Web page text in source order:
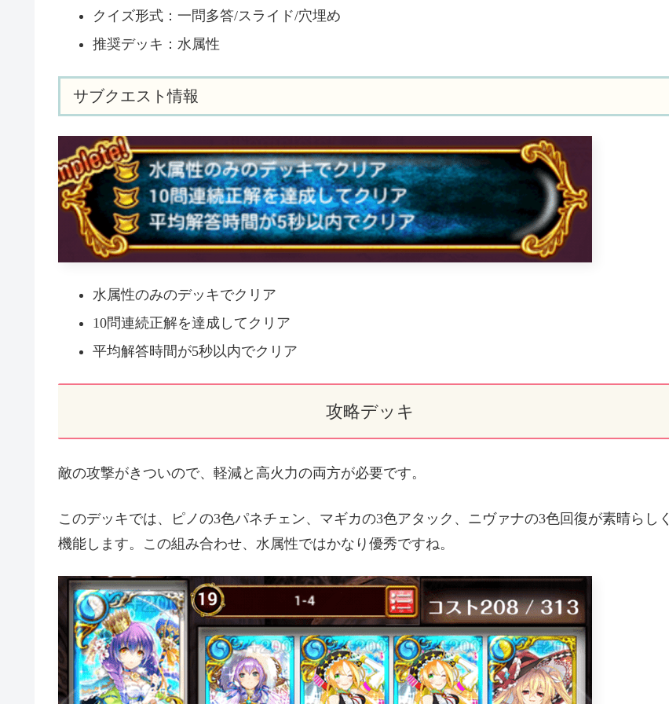
クイズ形式：一問多答/スライド/穴埋め
推奨デッキ：水属性
サブクエスト情報
水属性のみのデッキでクリア
10問連続正解を達成してクリア
平均解答時間が5秒以内でクリア
攻略デッキ
敵の攻撃がきついので、軽減と高火力の両方が必要です。
このデッキでは、ピノの3色パネチェン、マギカの3色アタック、ニヴァナの3色回復が素晴らしく
機能します。この組み合わせ、水属性ではかなり優秀ですね。